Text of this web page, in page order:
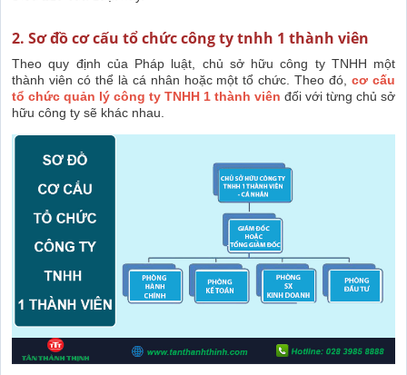
2. Sơ đồ cơ cấu tổ chức công ty tnhh 1 thành viên
Theo quy định của Pháp luật, chủ sở hữu công ty TNHH một
thành viên có thể là cá nhân hoặc một tổ chức. Theo đó,cơ cấu
tổ chức quản lý công ty TNHH 1 thành viên đối với từng chủ sở
hữu công ty sẽ khác nhau.